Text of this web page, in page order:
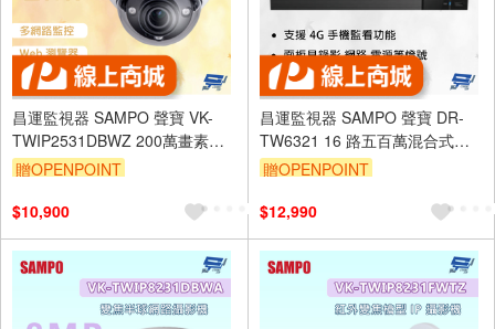
昌運監視器 SAMPO 聲寶 VK-
TWIP2531DBWZ 200萬畫素
WDR 紅外線半球型 IP 攝影機
贈OPENPOINT
$10,900
昌運監視器 SAMPO 聲寶 DR-
TW6321 16 路五百萬混合式錄
放影機 支援 4G 手機監看功能
贈OPENPOINT
$12,990